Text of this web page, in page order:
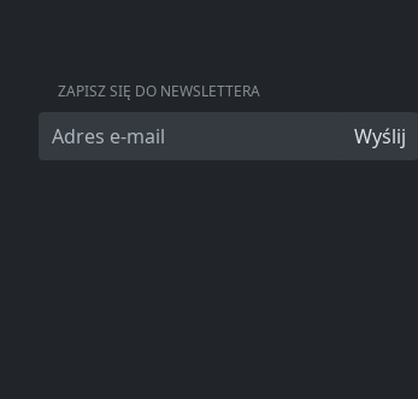
ZAPISZ SIĘ DO NEWSLETTERA
Wyślij